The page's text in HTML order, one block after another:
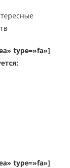
type=»fa»]
type=»fa»]